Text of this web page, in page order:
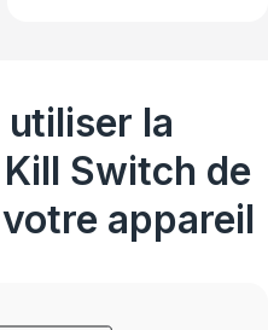
la
Switch de
appareil